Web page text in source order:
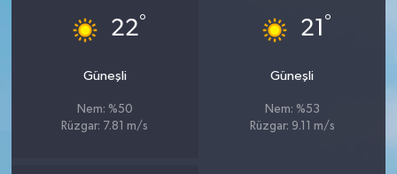
22°
Güneşli
Nem: %50
Rüzgar: 7.81 m/s
21 °
Güneşli
Nem: %53
Rüzgar: 9.11 m/s